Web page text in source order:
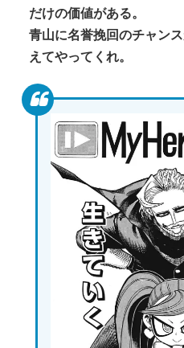
だけの価値がある。
青山に名誉挽回のチャン
えてやってくれ。